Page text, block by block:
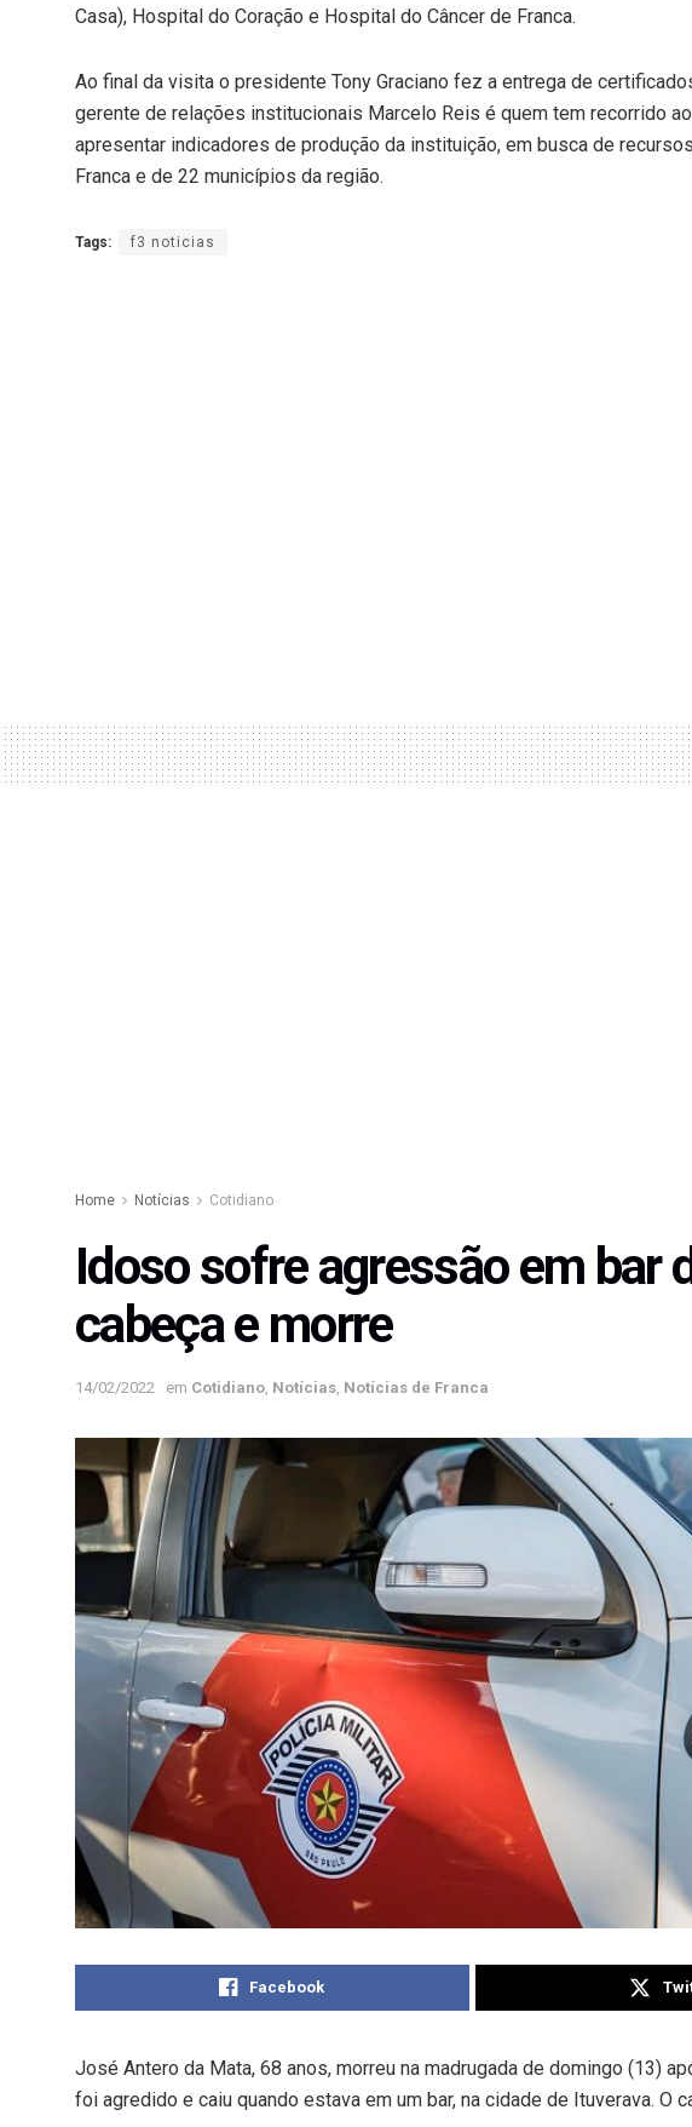
Casa), Hospital do Coração e Hospital do Câncer de Franca.
Ao final da visita o presidente Tony Graciano fez a entrega de
gerente de relações institucionais Marcelo Reis é quem tem recorrido
apresentar indicadores de produção da instituição, em busca de
Franca e de 22 municípios da região.
Tags: f3 noticias
Home Notícias Cotidiano
Idoso sofre agressão em bar
cabeça e morre
14/02/2022 em Cotidiano, Notícias, Notícias de Franca
Facebook
José Antero da Mata, 68 anos, morreu na madrugada de domingo (13)
foi agredido e caiu quando estava em um bar, na cidade de Ituverava. O